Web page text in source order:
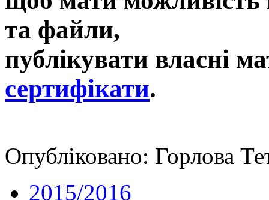
та файли,
публікувати власні
сертифікати.
Опубліковано: Горлова
2015/2016